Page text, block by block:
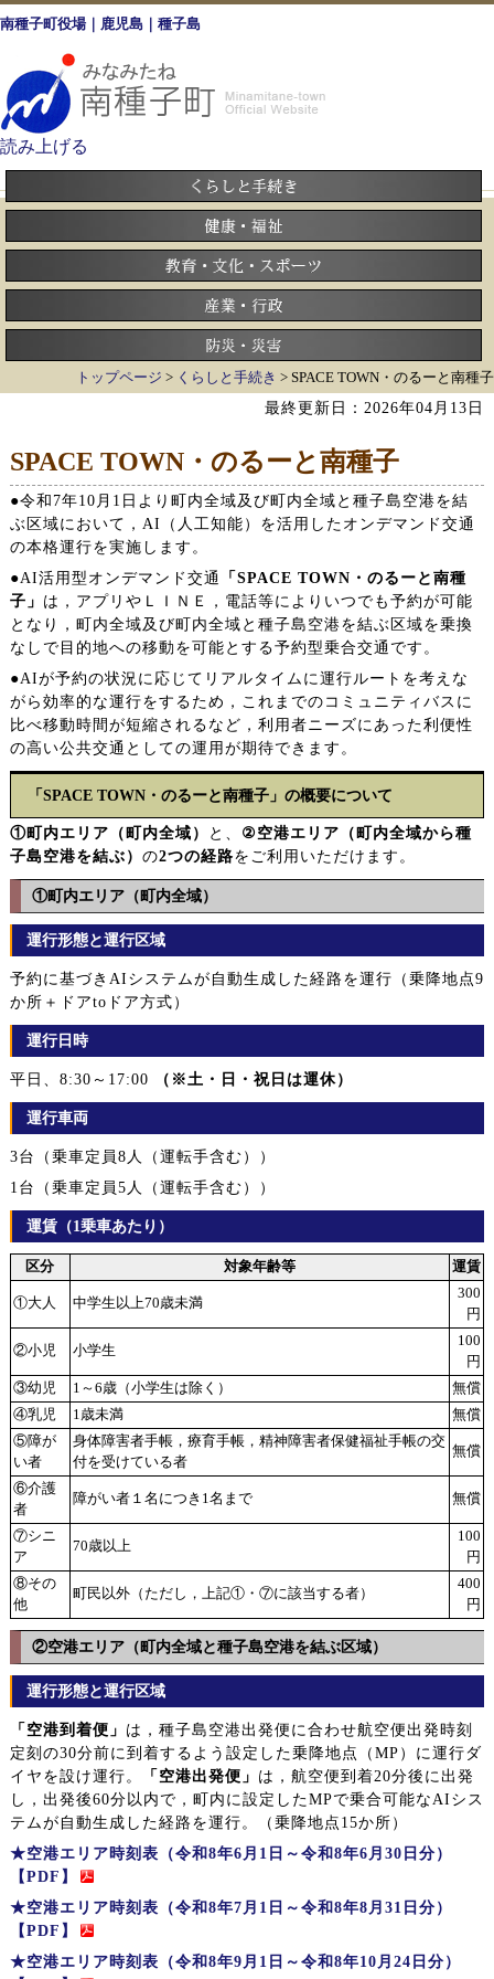
南種子町役場｜鹿児島｜種子島
読み上げる
トップページ > くらしと手続き > SPACE TOWN・のるーと南種子
最終更新日：2026年04月13日
SPACE TOWN・のるーと南種子
●令和7年10月1日より町内全域及び町内全域と種子島空港を結
ぶ区域において，AI（人工知能）を活用したオンデマンド交通
の本格運行を実施します。
●AI活用型オンデマンド交通
「SPACE TOWN・のるーと南種
子」 は，アプリやＬＩＮＥ，電話等によりいつでも予約が可能
となり，町内全域及び町内全域と種子島空港を結ぶ区域を乗換
なしで目的地への移動を可能とする予約型乗合交通です。
●AIが予約の状況に応じてリアルタイムに運行ルートを考えな
がら効率的な運行をするため，これまでのコミュニティバスに
比べ移動時間が短縮されるなど，利用者ニーズにあった利便性
の高い公共交通としての運用が期待できます。
「SPACE TOWN・のるーと南種子」の概要について
①町内エリア（町内全域） と、 ②空港エリア（町内全域から種
子島空港を結ぶ） の2つの経路をご利用いただけます。
①町内エリア（町内全域）
運行形態と運行区域
予約に基づきAIシステムが自動生成した経路を運行（乗降地点9
か所＋ドアtoドア方式）
運行日時
平日、8:30～17:00 （※土・日・祝日は運休）
運行車両
3台（乗車定員8人（運転手含む））
1台（乗車定員5人（運転手含む））
運賃（1乗車あたり）
区分 対象年齢等 運賃
①大人 中学生以上70歳未満
300
円
②小児 小学生
100
円
③幼児
1～6歳（小学生は除く）
無償
④乳児
1歳未満
無償
⑤障が
い者
身体障害者手帳，療育手帳，精神障害者保健福祉手帳の交
付を受けている者
無償
⑥介護
者
障がい者１名につき1名まで 無償
⑦シニ
ア
70歳以上
100
円
⑧その
他
町民以外（ただし，上記①・⑦に該当する者）
400
円
②空港エリア（町内全域と種子島空港を結ぶ区域）
運行形態と運行区域
「空港到着便」 は，種子島空港出発便に合わせ航空便出発時刻
定刻の30分前に到着するよう設定した乗降地点（MP）に運行ダ
イヤを設け運行。
「空港出発便」 は，航空便到着20分後に出発
し，出発後60分以内で，町内に設定したMPで乗合可能なAIシス
テムが自動生成した経路を運行。（乗降地点15か所）
★空港エリア時刻表（令和8年6月1日～令和8年6月30日分）
【PDF】
★空港エリア時刻表（令和8年7月1日～令和8年8月31日分）
【PDF】
★空港エリア時刻表（令和8年9月1日～令和8年10月24日分）